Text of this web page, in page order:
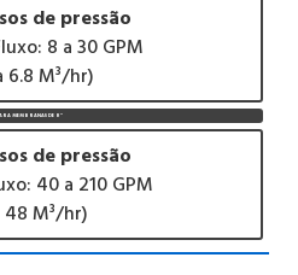
de pressão
8 a 30 GPM
6.8 M³/hr)
MEMBRANAS DE 8"
de pressão
40 a 210 GPM
48 M³/hr)